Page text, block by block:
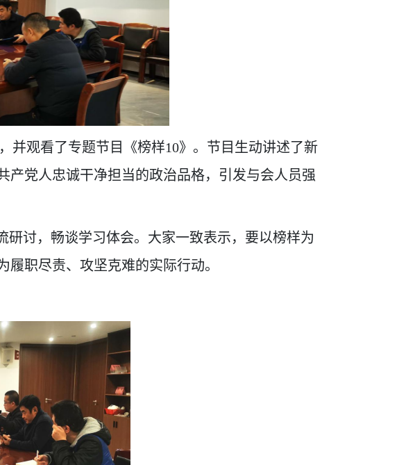
并观看了专题节目《榜样10》。节目生动讲述了新
产党人忠诚干净担当的政治品格，引发与会人员强
讨，畅谈学习体会。大家一致表示，要以榜样为
职尽责、攻坚克难的实际行动。